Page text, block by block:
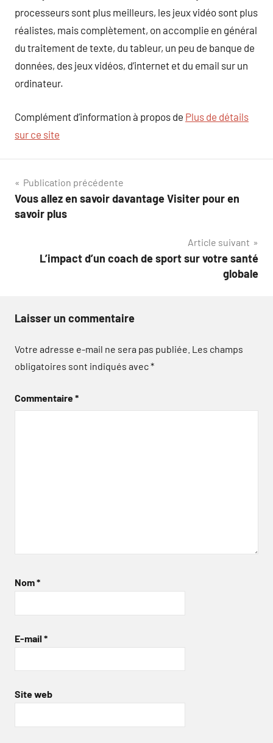
processeurs sont plus meilleurs, les jeux vidéo sont plus
réalistes, mais complètement, on accomplie en général
du traitement de texte, du tableur, un peu de banque de
données, des jeux vidéos, d’internet et du email sur un
ordinateur.
Complément d’information à propos de Plus de détails
sur ce site
Navigation
de
Publication précédente
Vous allez en savoir davantage Visiter pour en
savoir plus
Article suivant
L’impact d’un coach de sport sur votre santé
globale
Laisser un commentaire
Votre adresse e-mail ne sera pas publiée. Les champs
obligatoires sont indiqués avec*
Commentaire*
Nom*
E-mail *
Site web